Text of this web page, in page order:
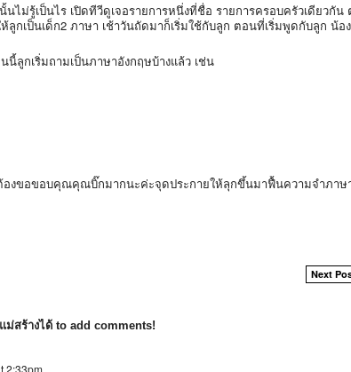
ไม่รู้เป็นไร เปิดทีวีดูเจอรายการหนึ่งที่ชื่อ รายการครอบครัวเดียวกัน
กเป็นเด็ก2 ภาษา เช้าวันถัดมาก็เริ่มใช้กับลูก ตอนที่เริ่มพูดกับลูก น้อง
ลูกเริ่มถามเป็นภาษาอังกฤษบ้างแล้ว เช่น
ต้องขอขอบคุณคุณบิ๊กมากนะค่ะจุดประกายให้ลุกขึ้นมาฟื้นความจำภาษ
Next
สร้างได้ to add comments!